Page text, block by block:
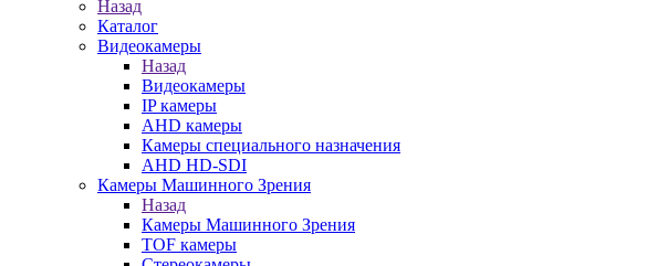
Назад
Каталог
Видеокамеры
Назад
Видеокамеры
IP камеры
AHD камеры
Камеры специального назначения
AHD HD-SDI
Камеры Машинного Зрения
Назад
Камеры Машинного Зрения
TOF камеры